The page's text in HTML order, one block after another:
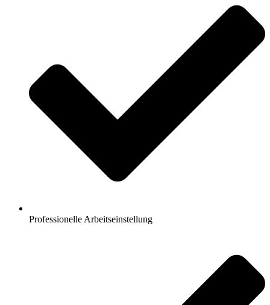
Professionelle Arbeitseinstellung